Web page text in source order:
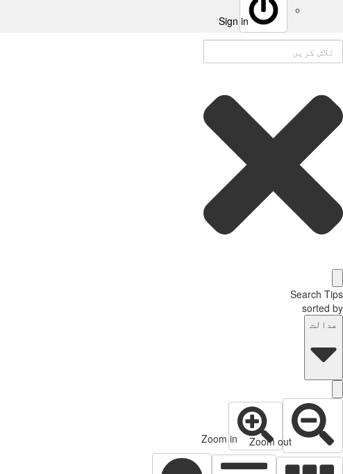
Sign in
Search Tips
sorted by
عدالت
Zoom out
Zoom in